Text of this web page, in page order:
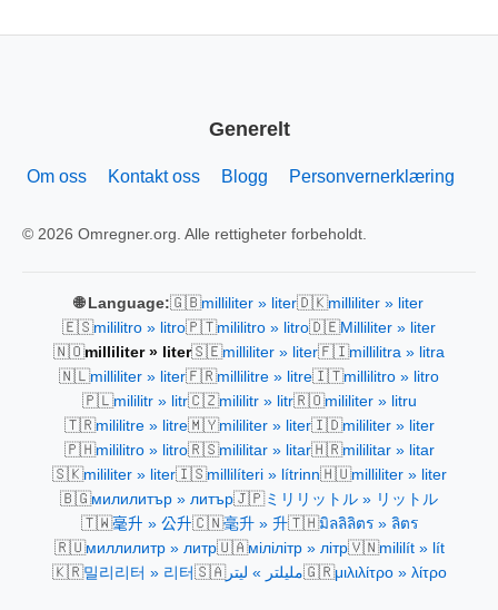
Generelt
Om oss Kontakt oss Blogg Personvernerklæring
© 2026 Omregner.org. Alle rettigheter forbeholdt.
🌐 Language:🇬🇧milliliter » liter🇩🇰milliliter » liter
🇪🇸mililitro » litro🇵🇹mililitro » litro🇩🇪Milliliter » liter
🇳🇴milliliter » liter🇸🇪milliliter » liter🇫🇮millilitra » litra
🇳🇱milliliter » liter🇫🇷millilitre » litre🇮🇹millilitro » litro
🇵🇱mililitr » litr🇨🇿mililitr » litr🇷🇴mililiter » litru
🇹🇷mililitre » litre🇲🇾mililiter » liter🇮🇩mililiter » liter
🇵🇭mililitro » litro🇷🇸mililitar » litar🇭🇷mililitar » litar
🇸🇰mililiter » liter🇮🇸millilíteri » lítrinn🇭🇺milliliter » liter
🇧🇬милилитър » литър🇯🇵ミリリットル » リットル
🇹🇼毫升 » 公升🇨🇳毫升 » 升🇹🇭มิลลิลิตร » ลิตร
🇷🇺миллилитр » литр🇺🇦мілілітр » літр🇻🇳mililít » lít
🇰🇷밀리리터 » 리터 🇸🇦مليلتر » ليتر🇬🇷μιλιλίτρο » λίτρο